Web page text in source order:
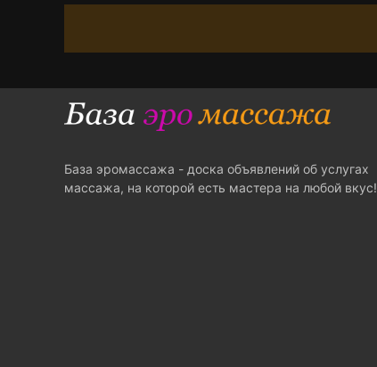
База эромассажа - доска объявлений об услугах
массажа, на которой есть мастера на любой вкус!